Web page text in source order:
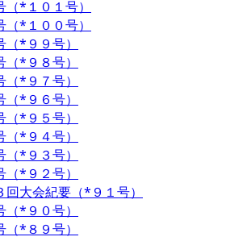
*１０１号）
*１００号）
*９９号）
*９８号）
*９７号）
*９６号）
*９５号）
*９４号）
*９３号）
*９２号）
大会紀要（*９１号）
*９０号）
*８９号）